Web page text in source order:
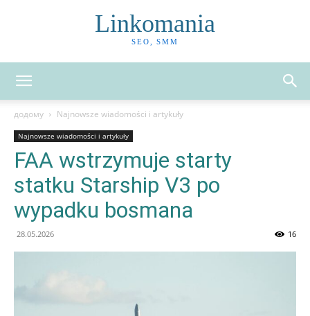
Linkomania
SEO, SMM
додому Najnowsze wiadomości i artykuły
Najnowsze wiadomości i artykuły
FAA wstrzymuje starty
statku Starship V3 po
wypadku bosmana
28.05.2026 16